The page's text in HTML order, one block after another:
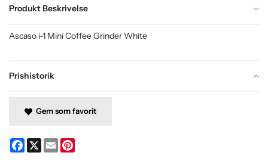
Produkt Beskrivelse
Prishistorik
Ascaso i-1 Mini Coffee Grinder White
Gem som favorit
Facebook
X Email